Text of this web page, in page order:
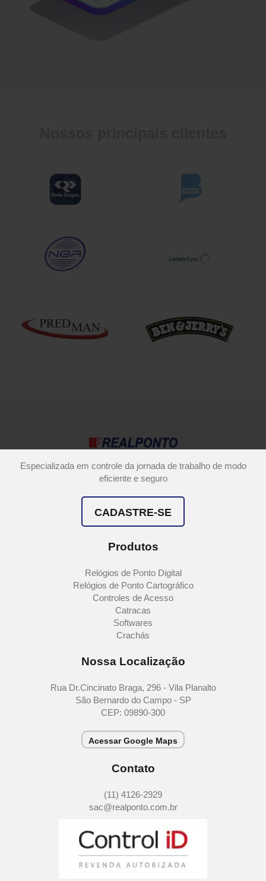
Especializada em controle da jornada de trabalho de modo
eficiente e seguro
CADASTRE-SE
Produtos
Relógios de Ponto Digital
Relógios de Ponto Cartográfico
Controles de Acesso
Catracas
Softwares
Crachás
Nossa Localização
Rua Dr.Cincinato Braga, 296 - Vila Planalto
São Bernardo do Campo - SP
CEP: 09890-300
Acessar Google Maps
Contato
(11) 4126-2929
sac@realponto.com.br